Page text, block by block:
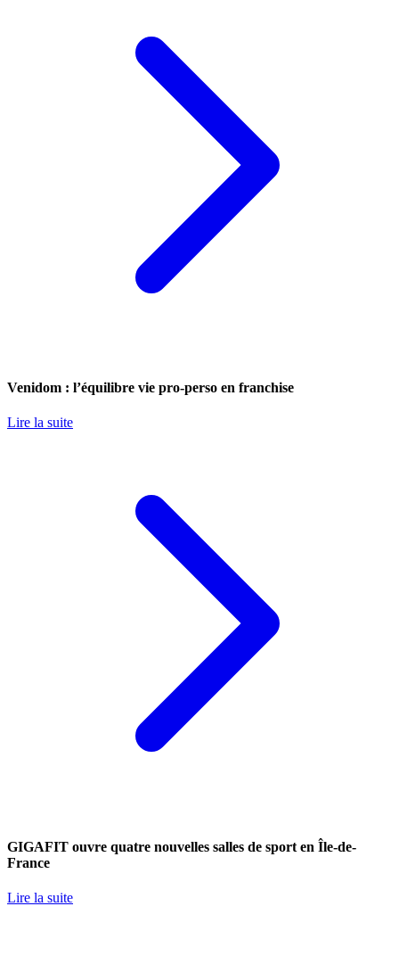
Venidom : l’équilibre vie pro-perso en franchise
Lire la suite
GIGAFIT ouvre quatre nouvelles salles de sport en Île-de-
France
Lire la suite